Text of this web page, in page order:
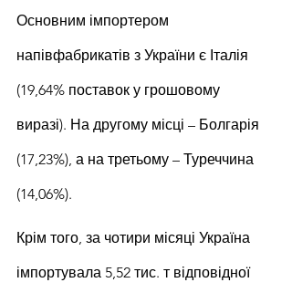
Основним імпортером
напівфабрикатів з України є Італія
(19,64% поставок у грошовому
виразі). На другому місці – Болгарія
(17,23%), а на третьому – Туреччина
(14,06%).
Крім того, за чотири місяці Україна
імпортувала 5,52 тис. т відповідної